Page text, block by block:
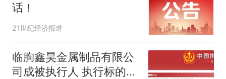
话！
21世纪经济报道
临朐鑫昊金属制品有限公
司成被执行人 执行标的